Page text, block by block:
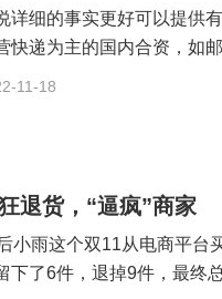
详细的事实更好可以提供
快递为主的国内合资，如
11-18
退货，“逼疯”商家
小雨这个双11从电商平台
下了6件，退掉9件，最终